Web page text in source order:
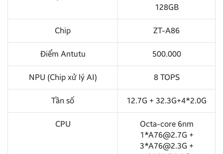
128GB
Chip ZT-A86
Điểm Antutu 500.000
NPU (Chip xử lý AI) 8 TOPS
Tần số 12.7G + 32.3G+4*2.0G
CPU
Octa-core 6nm
1*A76@2.7G +
3*A76@2.3G +